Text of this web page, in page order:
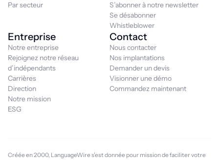
Par secteur
S’abonner à notre newsletter
Se désabonner
Whistleblower
Entreprise
Notre entreprise
Rejoignez notre réseau
d’indépendants
Carrières
Direction
Notre mission
ESG
Contact
Nous contacter
Nos implantations
Demander un devis
Visionner une démo
Commandez maintenant
Créée en 2000, LanguageWire s'est donnée pour mission de faciliter votre